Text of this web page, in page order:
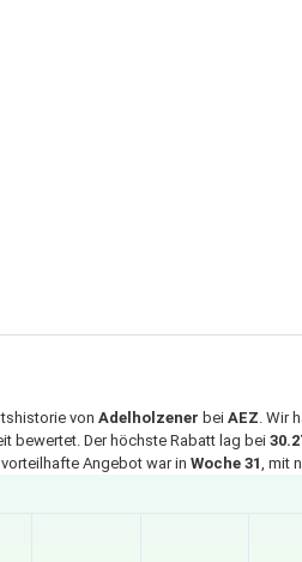
von Adelholzener bei AEZ. Wir
bewertet. Der höchste Rabatt lag bei
Angebot war in Woche 31, mit